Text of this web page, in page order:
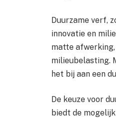
Duurzame verf,
innovatie en
matte
milieubelasting.
het bij aan een
De keuze voor
biedt de